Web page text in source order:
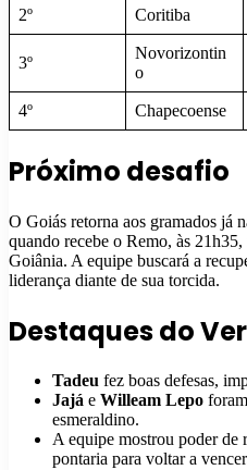
2º Coritiba
3º
Novorizontin
o
4º Chapecoense
Próximo desafio
O Goiás retorna aos gramados já
quando recebe o Remo, às
Goiânia. A equipe buscará a
liderança diante de sua torcida.
Destaques do
Tadeu fez boas defesas,
Jajá e Willeam Lepo
esmeraldino.
A equipe mostrou poder de
pontaria para voltar a